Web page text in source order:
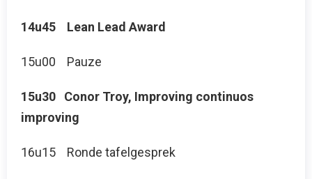
14u45 Lean Lead Award
15u00 Pauze
15u30 Conor Troy, Improving continuos
improving
16u15 Ronde tafelgesprek